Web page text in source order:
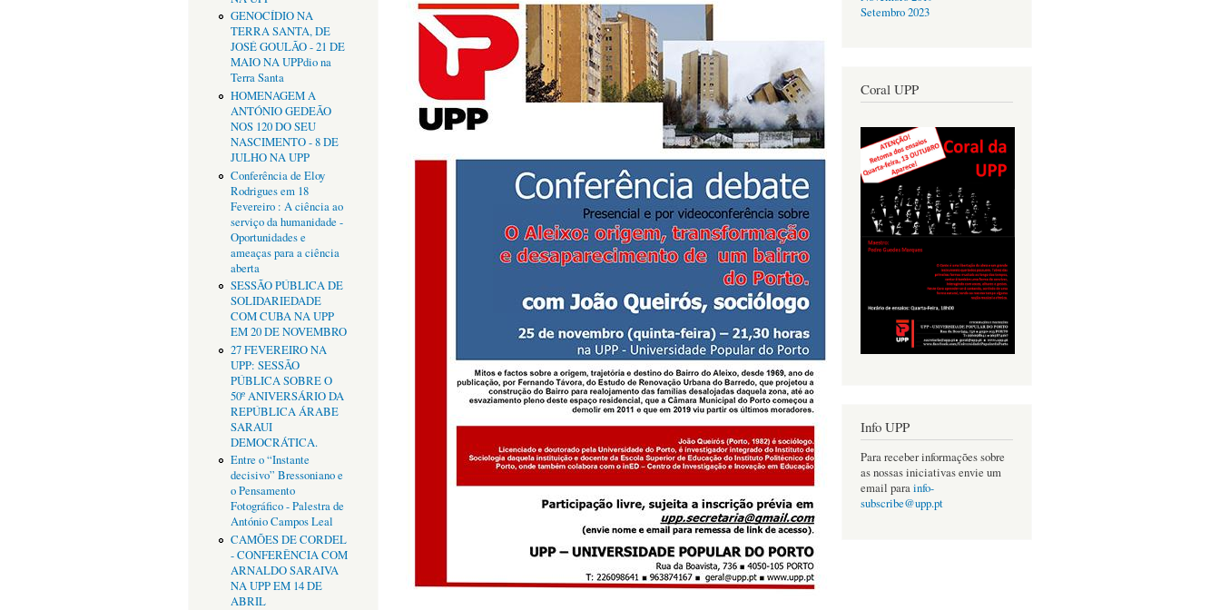
GENOCÍDIO NA
TERRA SANTA, DE
JOSÉ GOULÃO - 21 DE
MAIO NA UPPdio na
Terra Santa
HOMENAGEM A
ANTÓNIO GEDEÃO
NOS 120 DO SEU
NASCIMENTO - 8 DE
JULHO NA UPP
Conferência de Eloy
Rodrigues em 18
Fevereiro : A ciência ao
serviço da humanidade -
Oportunidades e
ameaças para a ciência
aberta
SESSÃO PÚBLICA DE
SOLIDARIEDADE
COM CUBA NA UPP
EM 20 DE NOVEMBRO
27 FEVEREIRO NA
UPP: SESSÃO
PÚBLICA SOBRE O
50º ANIVERSÁRIO DA
REPÚBLICA ÁRABE
SARAUI
DEMOCRÁTICA.
Entre o “Instante
decisivo” Bressoniano e
o Pensamento
Fotográfico - Palestra de
António Campos Leal
CAMÕES DE CORDEL
- CONFERÊNCIA COM
ARNALDO SARAIVA
NA UPP EM 14 DE
ABRIL
Setembro 2023
Coral UPP
Info UPP
Para receber informações sobre
as nossas iniciativas envie um
email parainfo-
subscribe@upp.pt